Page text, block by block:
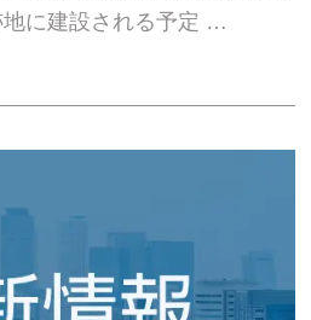
に建設される予定 …